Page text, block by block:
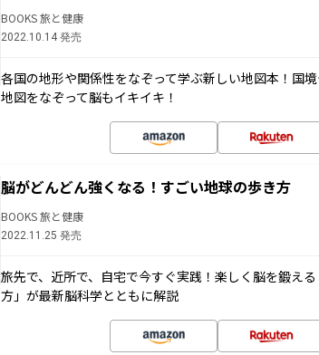
BOOKS 旅と健康
2022.10.14 発売
各国の地形や関係性をなぞって学ぶ新しい地図本！国
地図をなぞって脳もイキイキ！
脳がどんどん強くなる！すごい地球の歩き方
BOOKS 旅と健康
2022.11.25 発売
旅先で、近所で、自宅で今すぐ実践！楽しく脳を鍛え
方」が最新脳科学とともに解説